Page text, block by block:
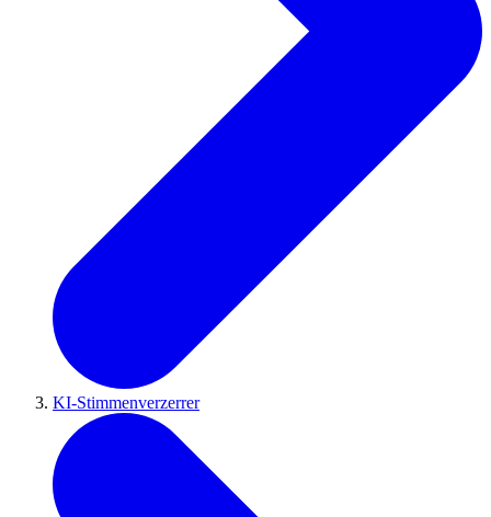
KI-Stimmenverzerrer